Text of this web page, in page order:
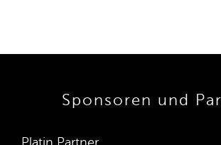
Sponsoren und
Platin Partner